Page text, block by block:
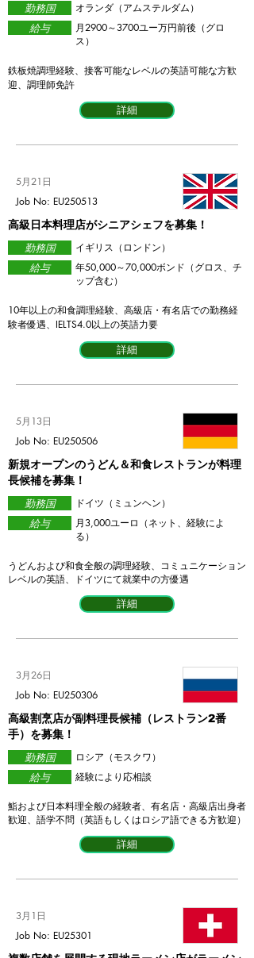
勤務国 オランダ（アムステルダム）
給与
​月2900～3700ユー万円前後（グロ
ス）
鉄板焼調理経験、接客可能なレベルの英語可能な方歓
迎、調理師免許
詳細
5月21日
Job No: EU250513
高級日本料理店がシニアシェフを募集！
勤務国 イギリス（ロンドン）
給与
​年50,000～70,000ボンド（グロス、チ
ップ含む）
10年以上の和食調理経験、高級店・有名店での勤務経
験者優遇、IELTS4.0以上の英語力要
詳細
5月13日
Job No: EU250506
​新規オープンのうどん＆和食レストランが料理
長候補を募集！
勤務国 ドイツ（ミュンヘン）
給与
​月3,000ユーロ（ネット、経験によ
る）
うどんおよび和食全般の調理経験、コミュニケーション
レベルの英語、ドイツにて就業中の方優遇
詳細
3月26日
Job No: EU250306
高級割烹店が副料理長候補（レストラン2番
手）を募集！
勤務国 ​ロシア（モスクワ）
給与 経験により応相談
鮨および日本料理全般の経験者、有名店・高級店出身者
歓迎、語学不問（英語もしくはロシア語できる方歓迎）
詳細
3月1日
Job No: EU25301